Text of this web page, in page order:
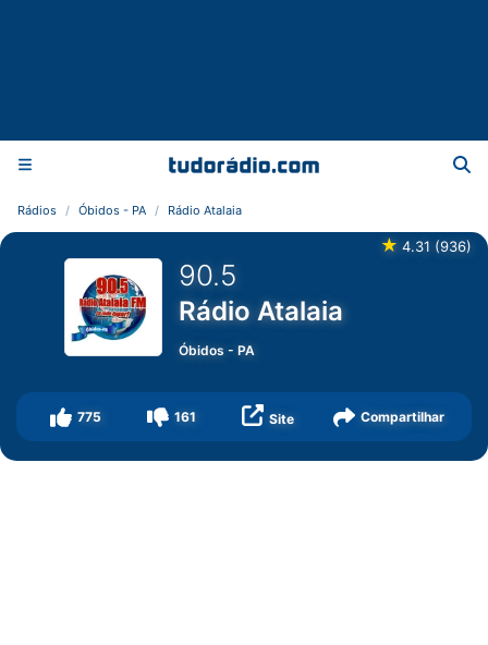
Rádios Óbidos - PA Rádio Atalaia
★ 4.31 (936)
90.5
Rádio Atalaia
Óbidos -PA
775 161 Site Compartilhar